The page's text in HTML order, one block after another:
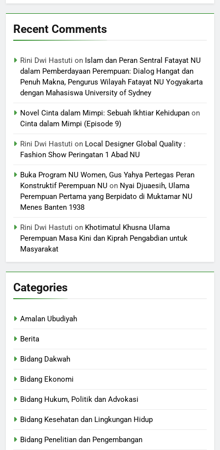
Recent Comments
Rini Dwi Hastuti on Islam dan Peran Sentral Fatayat NU
dalam Pemberdayaan Perempuan: Dialog Hangat dan
Penuh Makna, Pengurus Wilayah Fatayat NU Yogyakarta
dengan Mahasiswa University of Sydney
Novel Cinta dalam Mimpi: Sebuah Ikhtiar Kehidupan on
Cinta dalam Mimpi (Episode 9)
Rini Dwi Hastuti on Local Designer Global Quality :
Fashion Show Peringatan 1 Abad NU
Buka Program NU Women, Gus Yahya Pertegas Peran
Konstruktif Perempuan NU on Nyai Djuaesih, Ulama
Perempuan Pertama yang Berpidato di Muktamar NU
Menes Banten 1938
Rini Dwi Hastuti on Khotimatul Khusna Ulama
Perempuan Masa Kini dan Kiprah Pengabdian untuk
Masyarakat
Categories
Amalan Ubudiyah
Berita
Bidang Dakwah
Bidang Ekonomi
Bidang Hukum, Politik dan Advokasi
Bidang Kesehatan dan Lingkungan Hidup
Bidang Penelitian dan Pengembangan